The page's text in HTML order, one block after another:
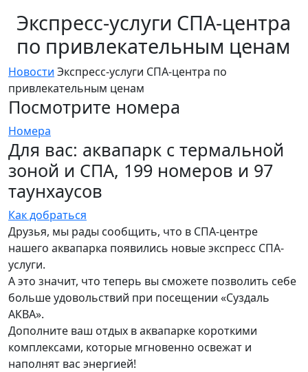
Экспресс-услуги СПА-центра
по привлекательным ценам
Новости Экспресс-услуги СПА-центра по
привлекательным ценам
Посмотрите номера
Номера
Для вас: аквапарк с термальной
зоной и СПА, 199 номеров и 97
таунхаусов
Как добраться
Друзья, мы рады сообщить, что в СПА-центре
нашего аквапарка появились новые экспресс СПА-
услуги.
А это значит, что теперь вы сможете позволить себе
больше удовольствий при посещении «Суздаль
АКВА».
Дополните ваш отдых в аквапарке короткими
комплексами, которые мгновенно освежат и
наполнят вас энергией!